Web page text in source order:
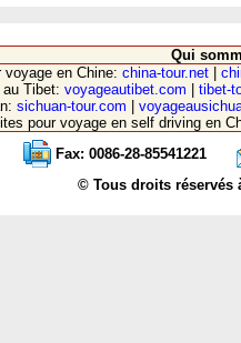
Qui
voyage en Chine: china-tour.net
Tibet: voyageautibet.com
tibet-
sichuan-tour.com
pour voyage en self driving en
Fax: 0086-28-85541221
© Tous droits réservés